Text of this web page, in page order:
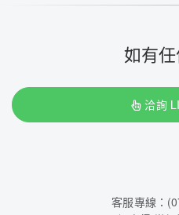
如有
洽詢
客服專線：